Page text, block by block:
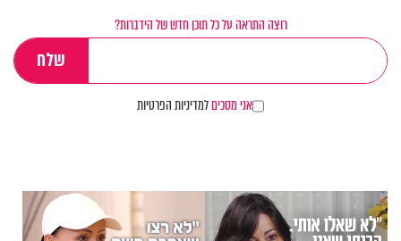
רוצה התראה על כל תוכן חדש של הידברות?
אני מסכיםלמדיניות הפרטיות